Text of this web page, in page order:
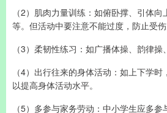
（2）肌肉力量训练：如俯卧撑、引体向
等。但活动中要注意不能过度，防止受伤
（3）柔韧性练习：如广播体操、韵律操
（4）出行往来的身体活动：如上下学时
以提高身体活动水平。
（5）多参与家务劳动：中小学生应多